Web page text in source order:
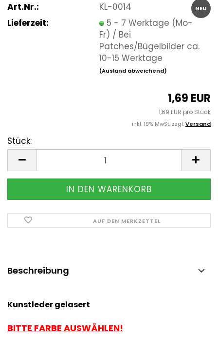
NEU
Art.Nr.:
KL-0014
Lieferzeit:
5 - 7 Werktage (Mo-
Fr) / Bei
Patches/Bügelbilder ca.
10-15 Werktage
(Ausland abweichend)
1,69 EUR
1,69 EUR pro Stück
inkl. 19% MwSt. zzgl.Versand
Stück:
AUF DEN MERKZETTEL
Beschreibung
Kunstleder gelasert
BITTE FARBE AUSWÄHLEN!